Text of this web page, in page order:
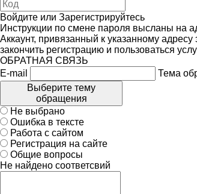
Войдите или Зарегистрируйтесь
Инструкции по смене пароля высланы на
Аккаунт, привязанный к указанному
закончить регистрацию и пользоваться
ОБРАТНАЯ СВЯЗЬ
E-mail
Тема
Выберите тему
обращения
Не выбрано
Ошибка в тексте
Работа с сайтом
Регистрация на сайте
Общие вопросы
Не найдено соответсвий